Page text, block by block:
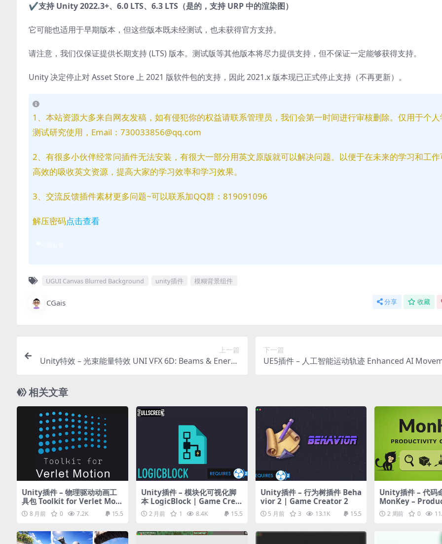
✔️支持 Unity 2022.3+、6.0 LTS、6.3 LTS（是的，支持 URP 中的渲染图）
它可能也适用于早期版本，但这些版本既未经测试，也未获得官方支持。
请注意，我们仅保证提供长期支持 (LTS) 版本。测试版等其他版本将尽力提供支持，但不保证一定能够获得支持。
Unity 决定停止对 Asset Store 上 2021 版软件包的支持，因此 2021.x 版本现已正式停止支持（不再更新）。
1、本站资源大多来自网友发稿，如有侵犯你的权益请联系管理员，我们会第一时间进行审核删除。仅用于个
测试研究使用，Email：730033856@qq.com
2、有很多小伙伴经常问插件无法安装，有很大一部分用英文原版就可以解决问题。以便于在未来的学习和工
高效的吸收英文资源，提高大家的学习效率和学习效果。
3、交流反馈插件素材更多问题~可以联系加QQ群：819091096
解压密码点击查看
UGUI Canvas Blurred Background unity插件 模糊背景组件
CGais 分享 收藏
上一篇
Unity特效 – 光束能量特效 UNI VFX 6D: Beams & Energy
下一篇
UE5插件 – 人工智能运动轨迹 Enhanced AI
相关文章
Unity插件 – 物理驱动动画工
具包 Toolkit for Verlet Moti
on 2026
8 月前 0 7.2K 15.5
Unity插件 – 模块化可视化脚
本 LogicBlock | Game Crea
tor 2
2 月前 1 8.4K 15.5
Unity插件 – 行为树插件 Beha
vior 2 | Game Creator 2
5 月前 3 13.1K 15.5
Unity插件 – 代码
MonKey –
mmands
2 周前 0